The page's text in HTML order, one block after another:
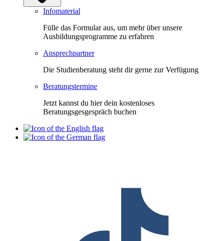
Infomaterial
Fülle das Formular aus, um mehr über unsere
Ausbildungsprogramme zu erfahren
Ansprechpartner
Die Studienberatung steht dir gerne zur Verfügung
Beratungstermine
Jetzt kannst du hier dein kostenloses
Beratungsgesgespräch buchen